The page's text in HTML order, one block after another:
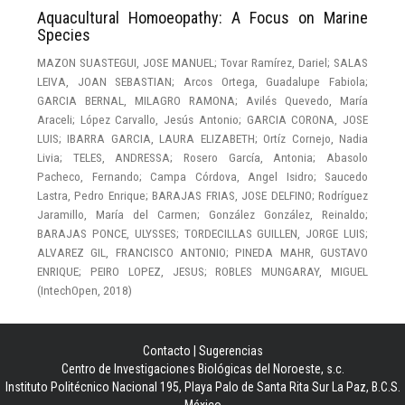
Aquacultural Homoeopathy: A Focus on Marine
Species
MAZON SUASTEGUI, JOSE MANUEL ; Tovar Ramírez, Dariel; SALAS
LEIVA, JOAN SEBASTIAN; Arcos Ortega, Guadalupe Fabiola;
GARCIA BERNAL, MILAGRO RAMONA; Avilés Quevedo, María
Araceli; López Carvallo, Jesús Antonio; GARCIA CORONA, JOSE
LUIS;IBARRA GARCIA, LAURA ELIZABETH;Ortíz Cornejo, Nadia
Livia; TELES, ANDRESSA;Rosero García, Antonia; Abasolo
Pacheco, Fernando; Campa Córdova, Angel Isidro; Saucedo
Lastra, Pedro Enrique;BARAJAS FRIAS, JOSE DELFINO;Rodríguez
Jaramillo, María del Carmen; González González, Reinaldo;
BARAJAS PONCE, ULYSSES; TORDECILLAS GUILLEN, JORGE LUIS;
ALVAREZ GIL, FRANCISCO ANTONIO;PINEDA MAHR, GUSTAVO
ENRIQUE; PEIRO LOPEZ, JESUS;ROBLES MUNGARAY, MIGUEL
(IntechOpen 2018)
Contacto
Sugerencias
Centro de Investigaciones Biológicas del Noroeste, s.c.
Instituto Politécnico Nacional 195, Playa Palo de Santa Rita Sur La Paz, B.C.S.